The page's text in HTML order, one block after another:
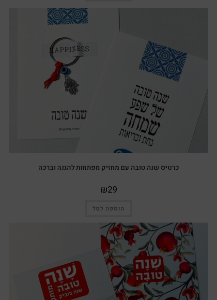
כרטיס שנה טובה עם מחזיק מפתחות להגנה וברכה
₪29
הוספה לסל